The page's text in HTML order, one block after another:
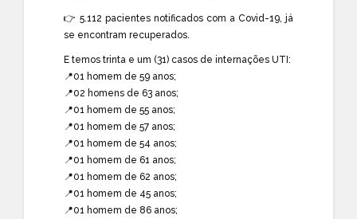
👉 5.112 pacientes notificados com a Covid-19, já
se encontram recuperados.
E temos trinta e um (31) casos de internações UTI:
📍01 homem de 59 anos;
📍02 homens de 63 anos;
📍01 homem de 55 anos;
📍01 homem de 57 anos;
📍01 homem de 54 anos;
📍01 homem de 61 anos;
📍01 homem de 62 anos;
📍01 homem de 45 anos;
📍01 homem de 86 anos;